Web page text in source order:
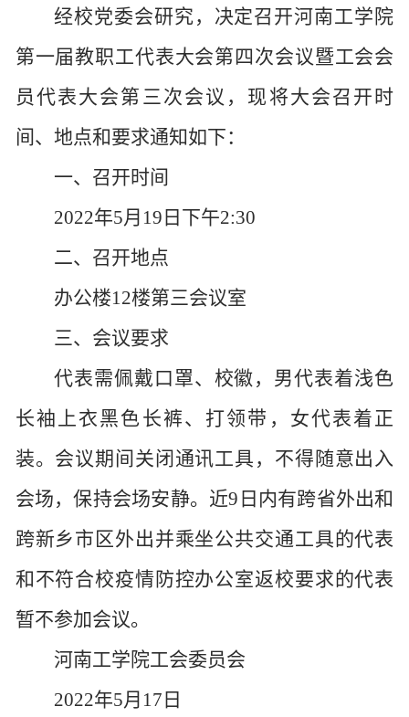
经校党委会研究，决定召开河南工学院
第一届教职工代表大会第四次会议暨工会会
员代表大会第三次会议，现将大会召开时
间、地点和要求通知如下：
一、召开时间
2022年5月19日下午2:30
二、召开地点
办公楼12楼第三会议室
三、会议要求
代表需佩戴口罩、校徽，男代表着浅色
长袖上衣黑色长裤、打领带，女代表着正
装。会议期间关闭通讯工具，不得随意出入
会场，保持会场安静。近9日内有跨省外出和
跨新乡市区外出并乘坐公共交通工具的代表
和不符合校疫情防控办公室返校要求的代表
暂不参加会议。
河南工学院工会委员会
2022年5月 17 日